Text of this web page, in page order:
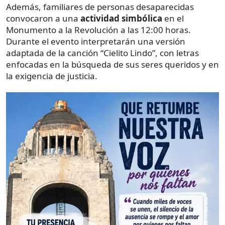
Además, familiares de personas desaparecidas
convocaron a una actividad simbólica en el
Monumento a la Revolución a las 12:00 horas.
Durante el evento interpretarán una versión
adaptada de la canción “Cielito Lindo”, con letras
enfocadas en la búsqueda de sus seres queridos y en
la exigencia de justicia.